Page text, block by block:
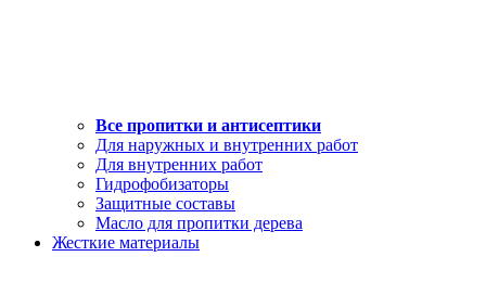
Все пропитки и антисептики
Для наружных и внутренних работ
Для внутренних работ
Гидрофобизаторы
Защитные составы
Масло для пропитки дерева
Жесткие материалы